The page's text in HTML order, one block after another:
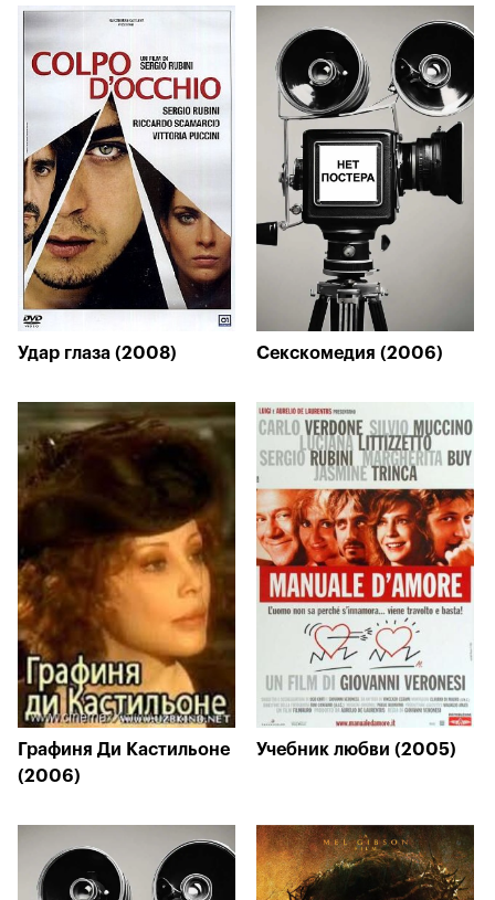
Удар глаза (2008) Секскомедия (2006)
Графиня Ди Кастильоне
(2006)
Учебник любви (2005)